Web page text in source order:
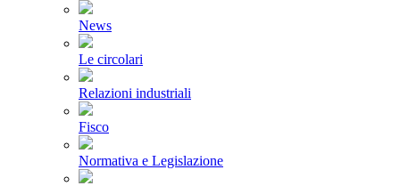
News
Le circolari
Relazioni industriali
Fisco
Normativa e Legislazione